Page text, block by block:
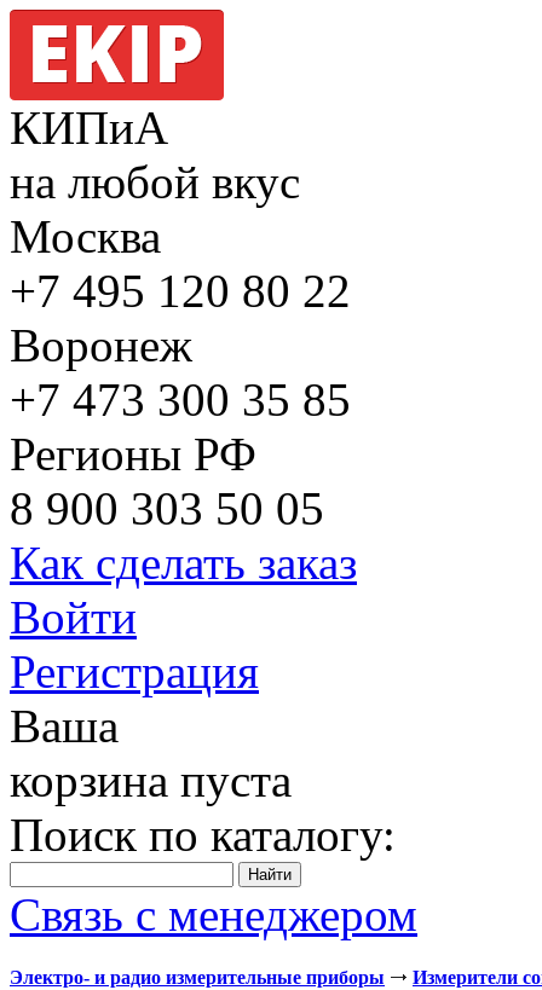
КИПиА
на любой вкус
Москва
+7 495 120 80 22
Воронеж
+7 473 300 35 85
Регионы РФ
8 900 303 50 05
Как сделать заказ
Войти
Регистрация
Ваша
корзина пуста
Поиск по каталогу:
Связь с менеджером
Электро- и радио измерительные приборы Измерители